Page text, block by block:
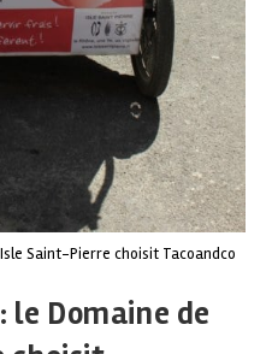
Saint-Pierre choisit Tacoandco
Domaine de